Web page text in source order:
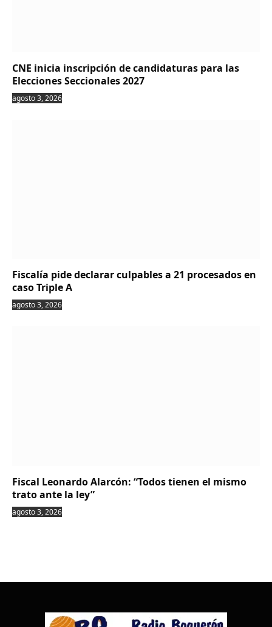
CNE inicia inscripción de candidaturas para las
Elecciones Seccionales 2027
agosto 3, 2026
Fiscalía pide declarar culpables a 21 procesados en
caso Triple A
agosto 3, 2026
Fiscal Leonardo Alarcón: “Todos tienen el mismo
trato ante la ley”
agosto 3, 2026